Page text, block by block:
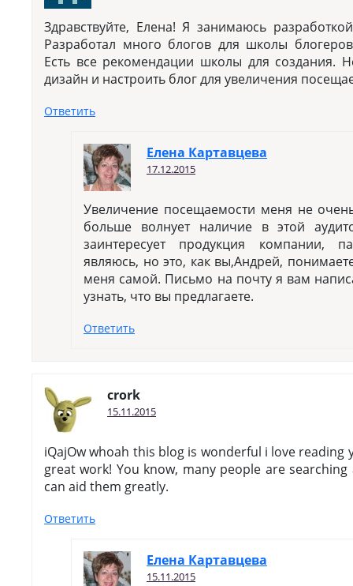
Здравствуйте, Елена! Я занимаюсь
Разработал много блогов для школы
Есть все рекомендации школы для создания.
дизайн и настроить блог для увеличения
Ответить
Елена Картавцева
17.12.2015
Увеличение посещаемости меня не
больше волнует наличие в этой
заинтересует продукция компании,
являюсь, но это, как вы,Андрей,
меня самой. Письмо на почту я вам
узнать, что вы предлагаете.
Ответить
crork
15.11.2015
iQajOw whoah this blog is wonderful i love reading
great work! You know, many people are
can aid them greatly.
Ответить
Елена Картавцева
15.11.2015